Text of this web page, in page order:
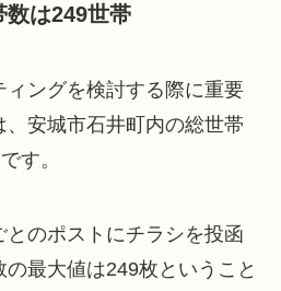
数は249世帯
ングを検討する際に重要
安城市石井町内の総世帯
す。
のポストにチラシを投函
の最大値は249枚ということ